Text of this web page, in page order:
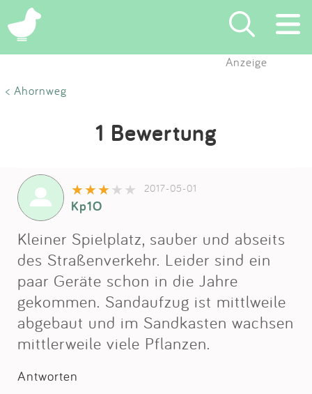
Eintragen
Partner
Kontakt
Impressum
Anzeige
< Ahornweg
1 Bewertung
2017-05-01
Kp1O
Kleiner Spielplatz, sauber und abseits
des Straßenverkehr. Leider sind ein
paar Geräte schon in die Jahre
gekommen. Sandaufzug ist mittlweile
abgebaut und im Sandkasten wachsen
mittlerweile viele Pflanzen.
Antworten